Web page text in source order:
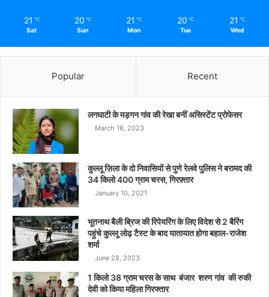
21 ℃
Sat
20 ℃
Sun
21 ℃
Mon
20 ℃
Tue
21 ℃
Wed
Popular Recent
लगघाटी के मड़गन गांव की रेखा बनीं असिस्टेंट प्रोफेसर
March 18, 2023
कुल्लू ज़िला के दो निवासियों से पुणे रेलवे पुलिस ने बरामद की
34 किलो 400 ग्राम चरस, गिरफ़्तार
January 10, 2021
भूतनाथ बैली ब्रिज की रिपेयरिंग के लिए विदेश से 2 बैरिंग
पहुंचे कुल्लू लोढ़ टैस्ट के बाद यातायात होगा बहाल-राजेश
शर्मा
June 28, 2023
1 किलो 38 ग्राम चरस के साथ बंजार शरण गांव की रुकी
देवी को किया महिला गिरफ्तार